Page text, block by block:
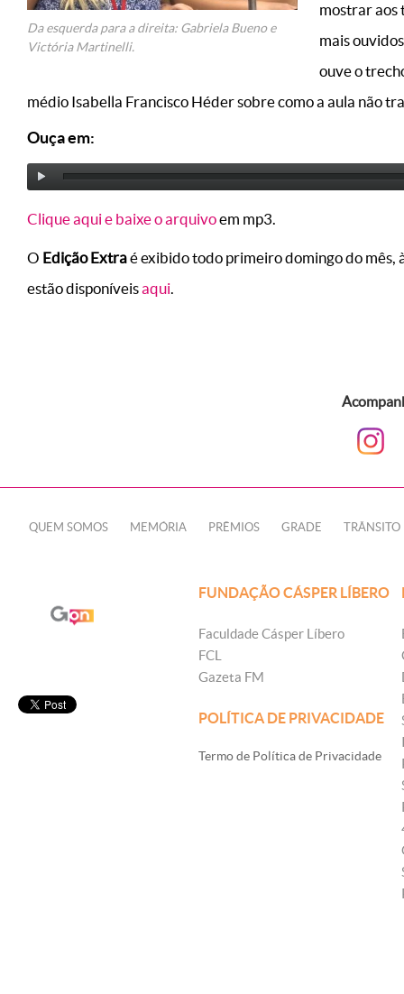
Da esquerda para a direita: Gabriela Bueno e
Victória Martinelli.
mostrar aos
mais
ouve o
médio Isabella Francisco Héder sobre como a aula não
Ouça em:
Clique aqui e baixe o arquivoem mp3.
O Edição Extraé exibido todo primeiro domingo do mês,
estão disponíveisaqui.
QUEM SOMOS MEMÓRIA PRÊMIOS GRADE TRÂNSITO
FUNDAÇÃO CÁSPER LÍBERO
Faculdade Cásper Líbero
FCL
Gazeta FM
POLÍTICA DE PRIVACIDADE
Termo de Política de Privacidade